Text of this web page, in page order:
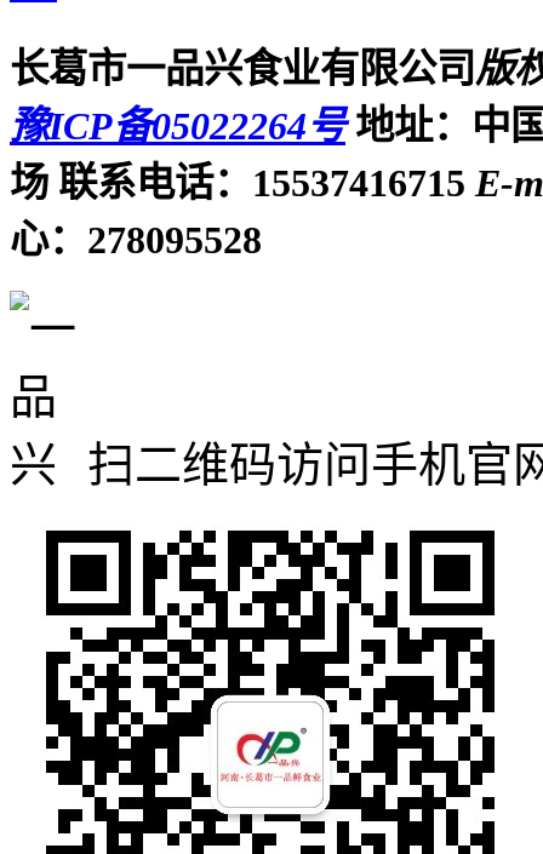
长葛市一品兴食业有限公司版
豫ICP备05022264号 地址：中
场 联系电话：15537416715 E-
心：278095528
扫二维码访问手机官